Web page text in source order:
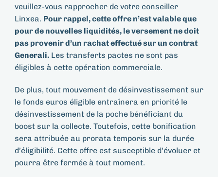
veuillez-vous rapprocher de votre conseiller
Linxea. Pour rappel, cette offre n’est valable que
pour de nouvelles liquidités, le versement ne doit
pas provenir d’un rachat effectué sur un contrat
Generali. Les transferts pactes ne sont pas
éligibles à cette opération commerciale.
De plus, tout mouvement de désinvestissement sur
le fonds euros éligible entraînera en priorité le
désinvestissement de la poche bénéficiant du
boost sur la collecte. Toutefois, cette bonification
sera attribuée au prorata temporis sur la durée
d’éligibilité. Cette offre est susceptible d’évoluer et
pourra être fermée à tout moment.